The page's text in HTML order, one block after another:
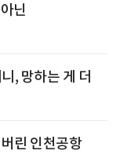
닌
, 망하는 게 더
린 인천공항